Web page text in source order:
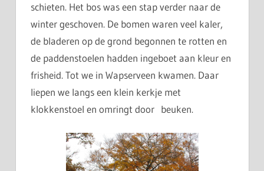
schieten. Het bos was een stap verder naar de
winter geschoven. De bomen waren veel kaler,
de bladeren op de grond begonnen te rotten en
de paddenstoelen hadden ingeboet aan kleur en
frisheid. Tot we in Wapserveen kwamen. Daar
liepen we langs een klein kerkje met
klokkenstoel en omringt door beuken.